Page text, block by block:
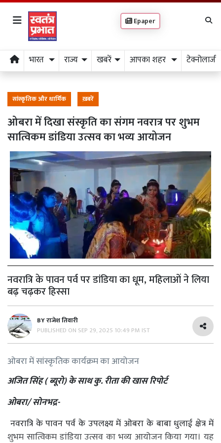
Epaper
भारत राज्य खबरें आपका शहर टेक्नोलाजी
सांस्कृतिक और धार्मिक ख़बरें
ओबरा में दिखा संस्कृति का संगम नवरात्र पर शुभम
सात्विकम डांडिया उत्सव का भव्य आयोजन
नवरात्रि के पावन पर्व पर डांडिया का धूम, महिलाओं ने लिया
बढ़ चढ़कर हिस्सा
BYराजेश तिवारी
PUBLISHED ON SEP 29, 2025 10:49 PM IST
ओबरा में सांस्कृतिक कार्यक्रम का आयोजन
अजित सिंह ( ब्यूरो) के साथ कु. रीता की खास रिपोर्ट
ओबरा/ सोनभद्र-
नवरात्रि के पावन पर्व के उपलक्ष्य में ओबरा के बाबा धुलाई क्षेत्र में
शुभम सात्विकम डांडिया उत्सव का भव्य आयोजन किया गया। यह